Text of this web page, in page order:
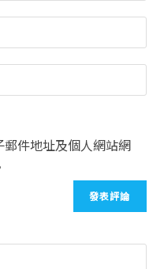
件地址及個人網站網